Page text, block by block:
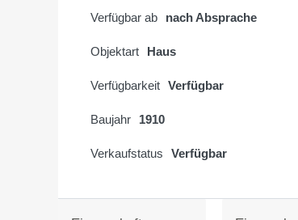
Verfügbar ab nach Absprache
Objektart Haus
Verfügbarkeit Verfügbar
Baujahr 1910
Verkaufstatus Verfügbar